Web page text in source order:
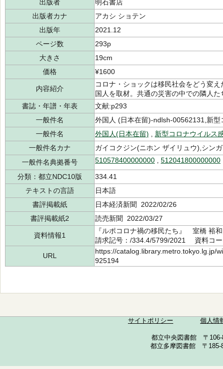
出版者
明石書店
出版者カナ
アカシ ショテン
出版年
2021.12
ページ数
293p
大きさ
19cm
価格
¥1600
内容紹介
コロナ・ショックは移民社会をどう変
国人を取材。共通の災害の中での隣人
書誌・年譜・年表
文献:p293
一般件名
外国人 (日本在留)-ndlsh-00562131,新
一般件名
外国人(日本在留)
新型コロナウイルス
一般件名カナ
ガイコクジン(ニホン ザイリュウ),シン
一般件名典拠番号
510578400000000 512041800000000
分類：都立NDC10版
334.41
テキストの言語
日本語
書評掲載紙
日本経済新聞 2022/02/26
書評掲載紙2
読売新聞 2022/03/27
資料情報1
『ルポコロナ禍の移民たち』 室橋
請求記号：/334.4/5799/2021 資料コ
URL
https://catalog.library.metro.tokyo.lg.jp/
925194
サイトポリシー 個人情
都立中央図書館 〒
都立多摩図書館 〒185-